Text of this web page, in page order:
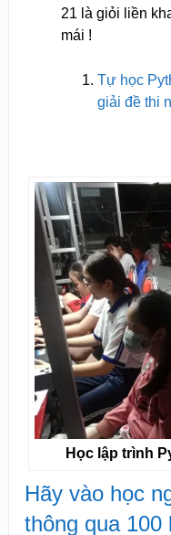
21 là giỏi liền
mái !
Tự học
giải đề thi
Học lập trình
Hãy vào học
thông qua